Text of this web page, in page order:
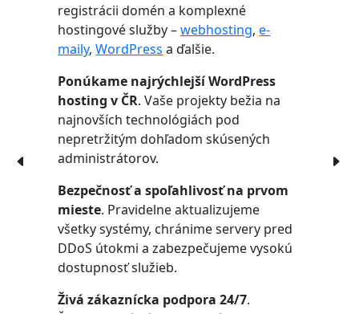
registrácii domén a komplexné
hostingové služby –webhosting,e-
maily,WordPress a ďalšie.
Ponúkame najrýchlejší WordPress
hosting v ČR. Vaše projekty bežia na
najnovších technológiách pod
nepretržitým dohľadom skúsených
administrátorov.
Bezpečnosť a spoľahlivosť na prvom
mieste. Pravidelne aktualizujeme
všetky systémy, chránime servery pred
DDoS útokmi a zabezpečujeme vysokú
dostupnosť služieb.
Živá zákaznícka podpora 24/7.